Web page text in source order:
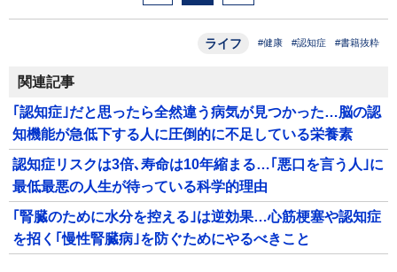
ライフ #健康 #認知症 #書籍抜粋
関連記事
｢認知症｣だと思ったら全然違う病気が見つかった…脳の認
知機能が急低下する人に圧倒的に不足している栄養素
認知症リスクは3倍､寿命は10年縮まる…｢悪口を言う人｣に
最低最悪の人生が待っている科学的理由
｢腎臓のために水分を控える｣は逆効果…心筋梗塞や認知症
を招く｢慢性腎臓病｣を防ぐためにやるべきこと